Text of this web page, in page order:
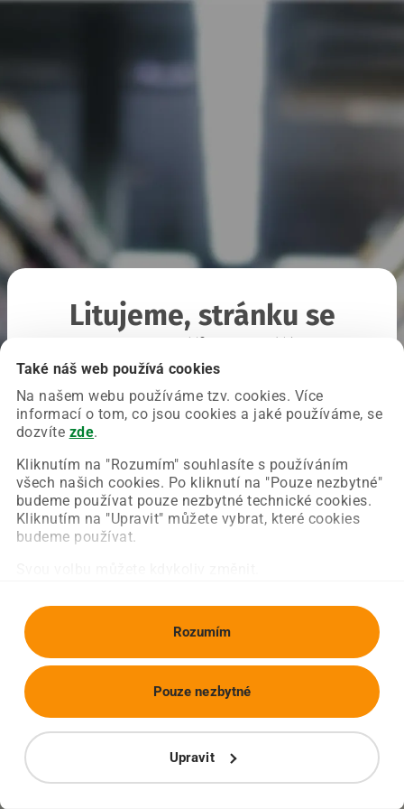
Také náš web používá cookies
Na našem webu používáme tzv. cookies. Více
informací o tom, co jsou cookies a jaké používáme, se
dozvíte zde.
Kliknutím na "Rozumím" souhlasíte s používáním
všech našich cookies. Po kliknutí na "Pouze nezbytné"
budeme používat pouze nezbytné technické cookies.
Kliknutím na "Upravit" můžete vybrat, které cookies
budeme používat.
Rozumím
Upravit
Pouze nezbytné
Litujeme, stránku se
Chyba nastala na naší straně a už ji opravujeme.
Zkuste prosím znovu načíst požadovanou stránku.
Obnovit stránku Úvodní strana